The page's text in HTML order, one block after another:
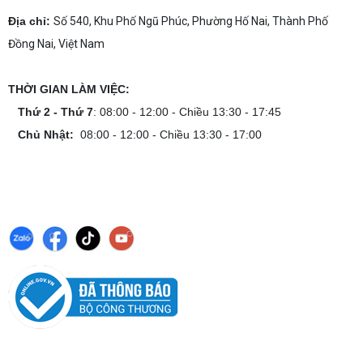
Địa chỉ: Số 540, Khu Phố Ngũ Phúc, Phường Hố Nai, Thành Phố
Đồng Nai, Việt Nam
THỜI GIAN LÀM VIỆC:
Thứ 2 - Thứ 7: 08:00 - 12:00 - Chiều 13:30 - 17:45
Chủ Nhật: 08:00 - 12:00 - Chiều 13:30 - 17:00